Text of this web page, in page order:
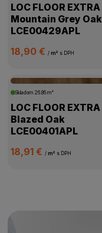
LOC FLOOR EXTRA
Mountain Grey Oak
LCE00429APL
18,90 €/ m² s DPH
Skladom26.86 m²
LOC FLOOR EXTRA
Blazed Oak
LCE00401APL
18,91 €/ m² s DPH